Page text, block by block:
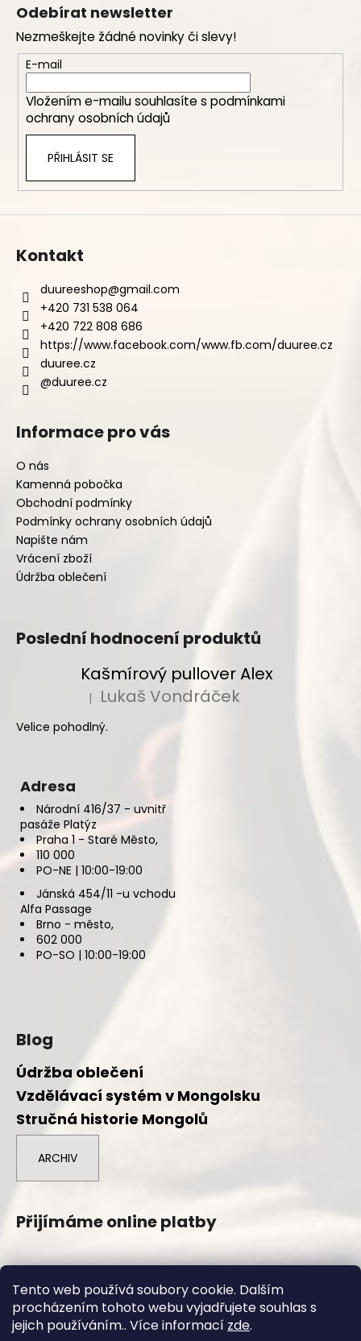
Tento web používá soubory cookie. Dalším
procházením tohoto webu vyjadřujete souhlas s
jejich používáním.. Více informací zde.
Odebírat newsletter
Nezmeškejte žádné novinky či slevy!
E-mail
Vložením e-mailu souhlasíte s podmínkami
ochrany osobních údajů
PŘIHLÁSIT SE
Kontakt
duureeshop@gmail.com
+420 731 538 064
+420 722 808 686
https://www.facebook.com/www.fb.com/duuree.cz
duuree.cz
@duuree.cz
Informace pro vás
O nás
Kamenná pobočka
Obchodní podmínky
Podmínky ochrany osobních údajů
Napište nám
Vrácení zboží
Údržba oblečení
Poslední hodnocení produktů
Kašmírový pullover Alex
Hodnocení produktu je 5 z 5 hvězdiček.
| Lukaš Vondráček
Velice pohodlný.
Adresa
Národní 416/37 - uvnitř
pasáže Platýz
Praha 1 - Staré Město,
110 000
PO-NE | 10:00-19:00
Jánská 454/11 -u vchodu
Alfa Passage
Brno - město,
602 000
PO-SO | 10:00-19:00
Blog
Údržba oblečení
Vzdělávací systém v Mongolsku
Stručná historie Mongolů
ARCHIV
Přijímáme online platby
Vytvořil Shoptet
Copyright 2026